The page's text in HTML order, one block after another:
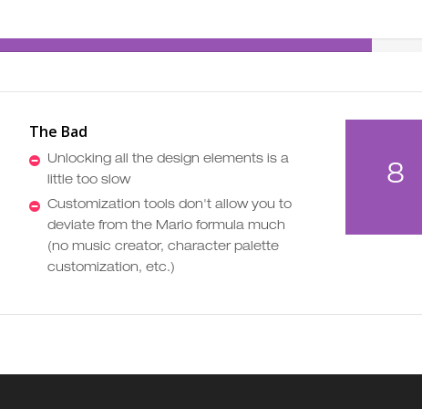
8
The Bad
Unlocking all the design elements is a
little too slow
Customization tools don't allow you to
deviate from the Mario formula much
(no music creator, character palette
customization, etc.)